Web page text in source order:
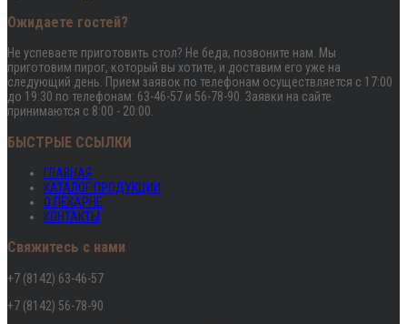
Ожидаете гостей?
Не успеваете приготовить стол? Не беда, позвоните нам. Мы
приготовим пирог, который вы хотите, и доставим его уже на
следующий день. Прием заявок по телефонам осуществляется с 17:00
до 19:30 по телефонам: 63-46-57 и 56-78-90. Заявки на сайте
принимаются с 8:00 - 20:00.
БЫСТРЫЕ ССЫЛКИ
ГЛАВНАЯ
КАТАЛОГ ПРОДУКЦИИ
О ПЕКАРНЕ
КОНТАКТЫ
Свяжитесь с нами
+7 (8142) 63-46-57
+7 (8142) 56-78-90